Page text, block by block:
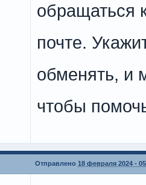
обращаться
почте.
обменять, и
чтобы
Отправлено 18 февраля 2024 -